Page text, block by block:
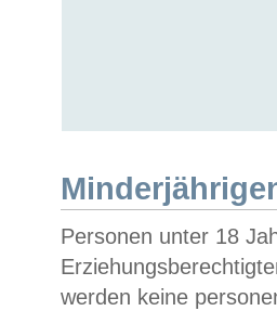
Personen unter 18
werden keine